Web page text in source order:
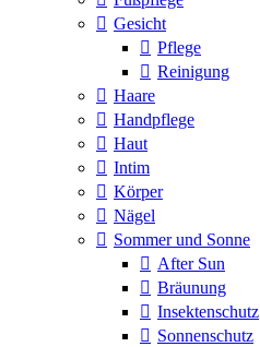
Gesicht
Pflege
Reinigung
Haare
Handpflege
Haut
Intim
Körper
Nägel
Sommer und Sonne
After Sun
Bräunung
Insektenschutz
Sonnenschutz